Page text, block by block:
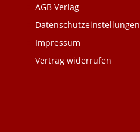
AGB Verlag
Datenschutzeinstellungen
Impressum
Vertrag widerrufen